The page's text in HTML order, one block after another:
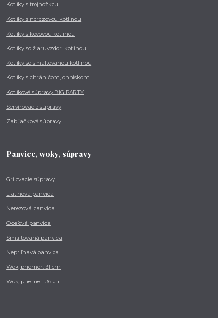
Kotlíky s trojnožkou
Kotlíky s nerezovou kotlinou
Kotlíky s kovovou kotlinou
Kotlíky so žiaruvzdor. kotlinou
Kotlíky so smaltovanou kotlinou
Kotlíky s chráničom, ohniskom
Kotlíkové súpravy BIG PARTY
Servírovacie súpravy
Zabíjačkové súpravy
Panvice, woky, súpravy
Grilovacie súpravy
Liatinová panvica
Nerezová panvica
Oceľová panvica
Smaltovaná panvica
Nepriľnavá panvica
Wok, priemer: 31 cm
Wok, priemer: 36 cm